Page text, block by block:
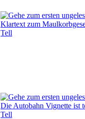
Klartext zum
Tell
Die Autobahn Vignette ist
Tell